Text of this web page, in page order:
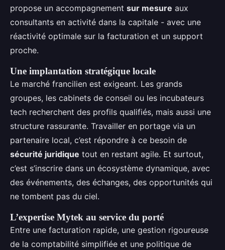
propose un accompagnement sur mesure aux
consultants en activité dans la capitale - avec une
réactivité optimale sur la facturation et un support
proche.
Une implantation stratégique locale
Le marché francilien est exigeant. Les grands
groupes, les cabinets de conseil ou les incubateurs
tech recherchent des profils qualifiés, mais aussi une
structure rassurante. Travailler en portage via un
partenaire local, c’est répondre à ce besoin de
sécurité juridique tout en restant agile. Et surtout,
c’est s’inscrire dans un écosystème dynamique, avec
des événements, des échanges, des opportunités qui
ne tombent pas du ciel.
L’expertise Mytek au service du porté
Entre une facturation rapide, une gestion rigoureuse
de la comptabilité simplifiée et une politique de